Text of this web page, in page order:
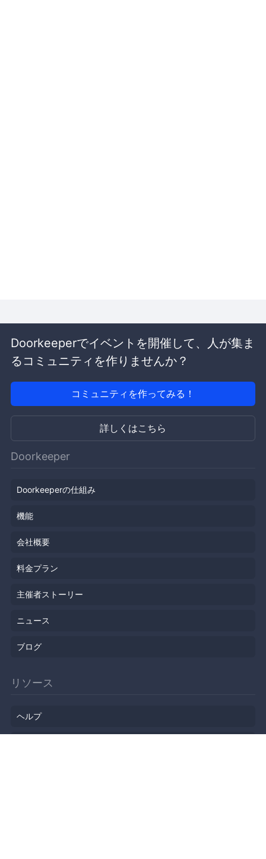
Doorkeeperでイベントを開催して、人が集ま
るコミュニティを作りませんか？
コミュニティを作ってみる！
詳しくはこちら
Doorkeeper
Doorkeeperの仕組み
機能
会社概要
料金プラン
主催者ストーリー
ニュース
ブログ
リソース
ヘルプ